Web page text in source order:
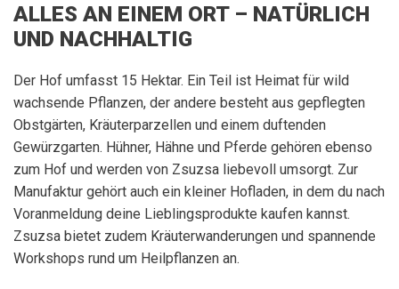
ALLES AN EINEM ORT – NATÜRLICH
UND NACHHALTIG
Der Hof umfasst 15 Hektar. Ein Teil ist Heimat für wild
wachsende Pflanzen, der andere besteht aus gepflegten
Obstgärten, Kräuterparzellen und einem duftenden
Gewürzgarten. Hühner, Hähne und Pferde gehören ebenso
zum Hof und werden von Zsuzsa liebevoll umsorgt. Zur
Manufaktur gehört auch ein kleiner Hofladen, in dem du nach
Voranmeldung deine Lieblingsprodukte kaufen kannst.
Zsuzsa bietet zudem Kräuterwanderungen und spannende
Workshops rund um Heilpflanzen an.